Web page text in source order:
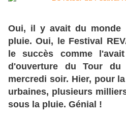
Oui, il y avait du
pluie. Oui, le Festival
le succès comme
d'ouverture du Tour du
mercredi soir. Hier, pour
urbaines, plusieurs
sous la pluie. Génial !